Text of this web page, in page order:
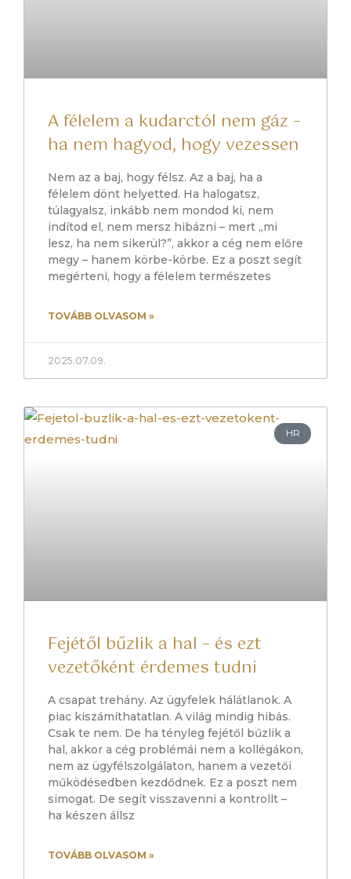
A félelem a kudarctól nem gáz –
ha nem hagyod, hogy vezessen
Nem az a baj, hogy félsz. Az a baj, ha a
félelem dönt helyetted. Ha halogatsz,
túlagyalsz, inkább nem mondod ki, nem
indítod el, nem mersz hibázni – mert „mi
lesz, ha nem sikerül?”, akkor a cég nem előre
megy – hanem körbe-körbe. Ez a poszt segít
megérteni, hogy a félelem természetes
TOVÁBB OLVASOM »
2025.07.09.
HR
Fejétől bűzlik a hal – és ezt
vezetőként érdemes tudni
A csapat trehány. Az ügyfelek hálátlanok. A
piac kiszámíthatatlan. A világ mindig hibás.
Csak te nem. De ha tényleg fejétől bűzlik a
hal, akkor a cég problémái nem a kollégákon,
nem az ügyfélszolgálaton, hanem a vezetői
működésedben kezdődnek. Ez a poszt nem
simogat. De segít visszavenni a kontrollt –
ha készen állsz
TOVÁBB OLVASOM »